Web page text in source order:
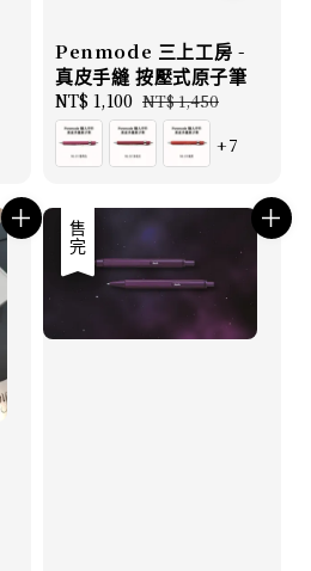
Penmode 三上工房 -
真皮手縫 按壓式原子筆
Sale
price
NT$ 1,100 Regular
price
NT$ 1,450
+7
優惠
售完